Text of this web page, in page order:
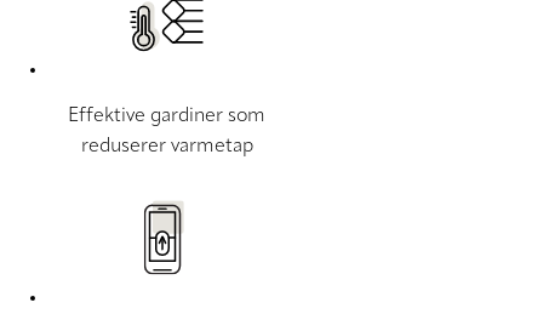
Effektive gardiner som
reduserer varmetap